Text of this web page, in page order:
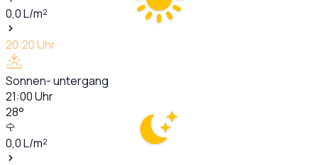
0,0L/m²
20:20Uhr
Sonnen- untergang
21:00Uhr
28°
0,0L/m²